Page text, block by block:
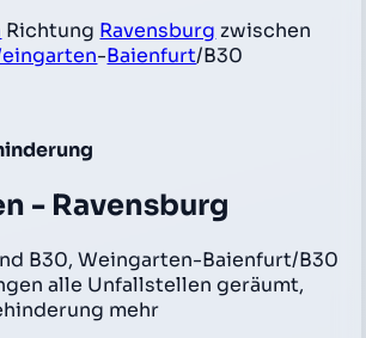
Richtung Ravensburg zwischen
-Baienfurt/B30
- Ravensburg
B30, Weingarten-Baienfurt/B30
alle Unfallstellen geräumt,
mehr